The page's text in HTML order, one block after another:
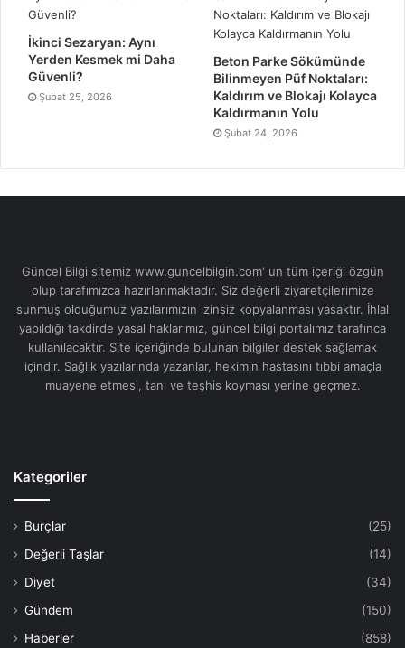
İkinci Sezaryan: Aynı
Yerden Kesmek mi Daha
Güvenli?
Şubat 25, 2026
Beton Parke Sökümünde
Bilinmeyen Püf Noktaları:
Kaldırım ve Blokajı Kolayca
Kaldırmanın Yolu
Şubat 24, 2026
Güncel Bilgi sitemiz www.guncelbilgin.com' un tüm içeriği özgün
olup tarafımızca hazırlanmaktadır. Siz değerli ziyaretçilerimize
sunmuş olduğumuz yazılarımızın izinsiz kopyalanması yasaktır. İhlal
yapıldığı takdirde yasal haklarımız, güncel bilgi portalımız tarafınca
kullanılacaktır. Site içeriğinde bulunan bilgiler destek sağlamak
içindir. Sağlık yazılarında yazanlar, hekimin hastasını tıbbi amaçla
muayene etmesi, tanı ve teşhis koyması yerine geçmez.
Kategoriler
Burçlar
(25)
Değerli Taşlar
(14)
Diyet
(34)
Gündem
(150)
Haberler
(858)